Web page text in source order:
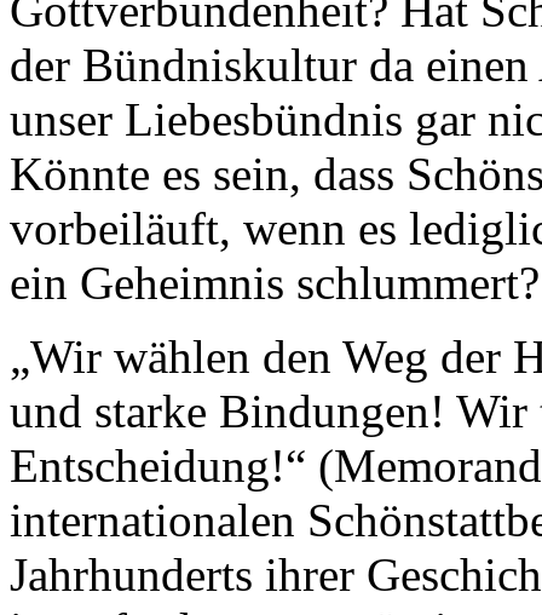
Gottverbundenheit? Hat
der Bündniskultur da
unser Liebesbündnis gar
Könnte es sein, dass
vorbeiläuft, wenn es
ein Geheimnis schlummert?
„Wir wählen den Weg der
und starke Bindungen!
Entscheidung!“
internationalen
Jahrhunderts ihrer